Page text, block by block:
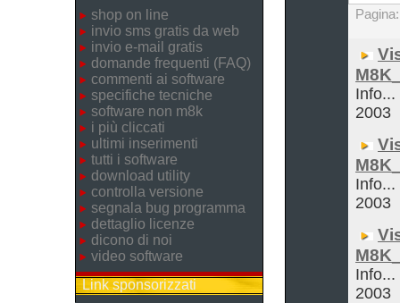
shop on line
invio sms gratis da web
invio e-mail gratis
domande frequenti (FAQ)
commenti ai software
specifiche tecniche
software non m8k
i più cliccati
ultimi inserimenti
tutti i software
download utility
controlla versione
segnala bug programma
dettaglio licenze
dicono di noi
video software
Link sponsorizzati
Info...
2003
Info...
2003
Info...
2003